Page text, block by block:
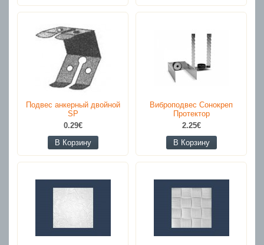
Подвес анкерный двойной
SP
0.29€
В Корзину
Виброподвес Сонокреп
Протектор
2.25€
В Корзину